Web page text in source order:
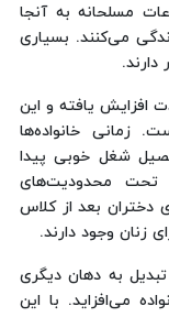
مسلحانه به آنجا
می‌کنند. بسیاری
افزایش یافته و این
زمانی خانواده‌ها
شغل خوبی پیدا
تحت محدودیت‌های
دختران بعد از کلاس
زنان وجود دارند.
به دهان دیگری
می‌افزاید. با این